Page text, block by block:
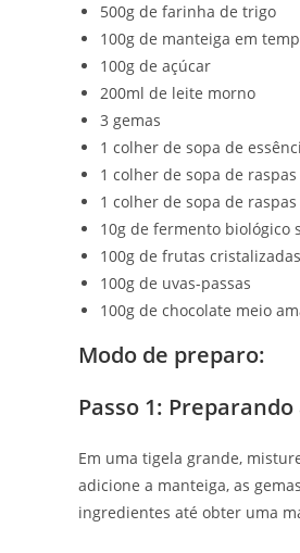
500g de farinha de trigo
100g de manteiga em
100g de açúcar
200ml de leite morno
3 gemas
1 colher de sopa de
1 colher de sopa de
1 colher de sopa de
10g de fermento biológico
100g de frutas cristalizadas
100g de uvas-passas
100g de chocolate meio
Modo de preparo:
Passo 1: Preparando
Em uma tigela grande,
adicione a manteiga, as
ingredientes até obter uma